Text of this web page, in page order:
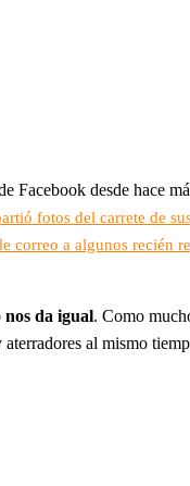
Facebook desde hace
fotos del carrete de
correo a algunos recién
nos da igual. Como
al mismo